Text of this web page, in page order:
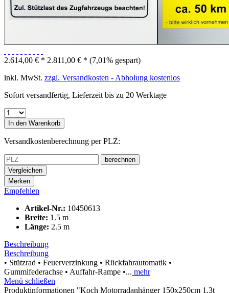
2.614,00 € * 2.811,00 € * (7,01% gespart)
inkl. MwSt. zzgl. Versandkosten - Abholung kostenlos
Sofort versandfertig, Lieferzeit bis zu 20 Werktage
In den Warenkorb
Versandkostenberechnung per PLZ:
berechnen
Vergleichen
Merken
Empfehlen
Artikel-Nr.: 10450613
Breite: 1.5 m
Länge: 2.5 m
Beschreibung
Beschreibung
• Stützrad • Feuerverzinkung • Rückfahrautomatik •
Gummifederachse • Auffahr-Rampe •... mehr
Menü schließen
Produktinformationen "Koch Motorradanhänger 150x250cm 1.3t